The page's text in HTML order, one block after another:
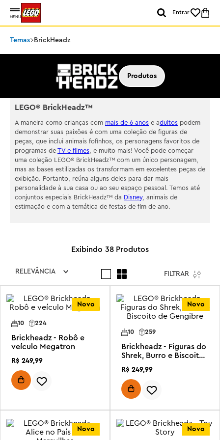
MENU
Entrar
Temas BrickHeadz
Produtos
LEGO® BrickHeadz™
A maneira como crianças com mais de 6 anos e adultos podem
demonstrar suas paixões é com uma coleção de figuras de
peças, que inclui animais fofinhos, os personagens favoritos de
programas de TV e filmes, e muito mais! Você pode começar
uma coleção LEGO® BrickHeadz™ com um único personagem,
mas as bases estilizadas os transformam em excelentes peças de
exibição. Portanto, reúna alguns deles para dar mais
personalidade à sua casa ou ao seu espaço pessoal. Temos até
conjuntos especiais BrickHeadz™ da Disney, animais de
estimação e com a temática de festas de fim de ano.
38 Produtos
RELEVÂNCIA FILTRAR
Novo
10 224
Brickheadz - Robô e
veículo Megatron
R$ 249,99
Novo
259
10
Brickheadz - Figuras do
Shrek, Burro e Biscoito
R$ 249,99
Novo Novo